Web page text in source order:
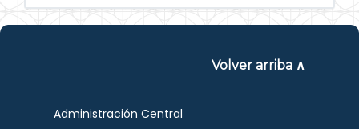
Volver arriba ∧
Administración Central